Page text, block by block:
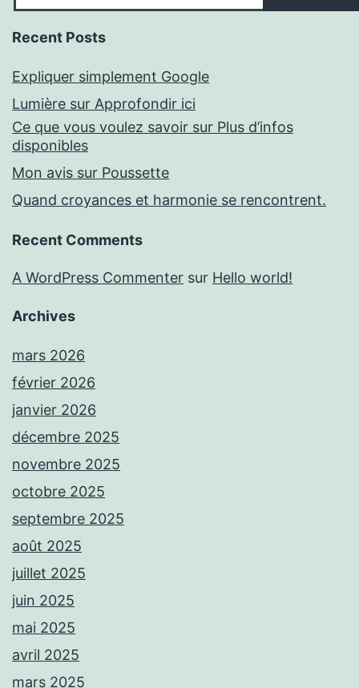
Recent Posts
Expliquer simplement Google
Lumière sur Approfondir ici
Ce que vous voulez savoir sur Plus d’infos
disponibles
Mon avis sur Poussette
Quand croyances et harmonie se rencontrent.
Recent Comments
A WordPress Commenter sur Hello world!
Archives
mars 2026
février 2026
janvier 2026
décembre 2025
novembre 2025
octobre 2025
septembre 2025
août 2025
juillet 2025
juin 2025
mai 2025
avril 2025
mars 2025